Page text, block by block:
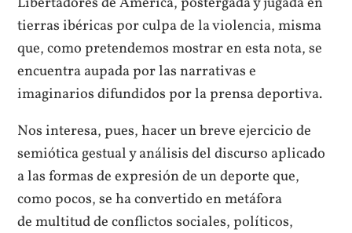
tierras ibéricas por culpa de la violencia, misma
que, como pretendemos mostrar en esta nota, se
encuentra aupada por las narrativas e
imaginarios difundidos por la prensa deportiva.
Nos interesa, pues, hacer un breve ejercicio de
semiótica gestual y análisis del discurso aplicado
a las formas de expresión de un deporte que,
como pocos, se ha convertido en metáfora
de multitud de conflictos sociales, políticos,